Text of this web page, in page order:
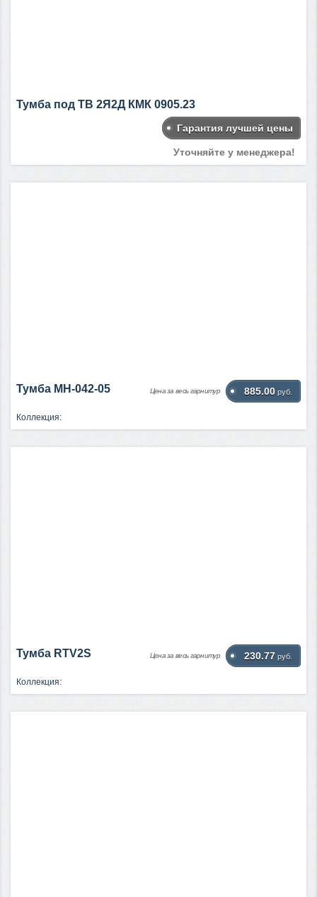
Тумба под ТВ 2Я2Д КМК 0905.23
Гарантия лучшей цены
Уточняйте у менеджера!
Тумба МН-042-05 Цена за весь гарнитур 885.00 руб.
Коллекция:
Тумба RTV2S Цена за весь гарнитур 230.77 руб.
Коллекция: